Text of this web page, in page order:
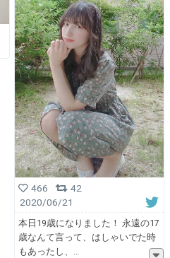
466
42
2020/06/21
本日19歳になりました！ 永遠の17
歳なんて言って、はしゃいでた時
もあったし、